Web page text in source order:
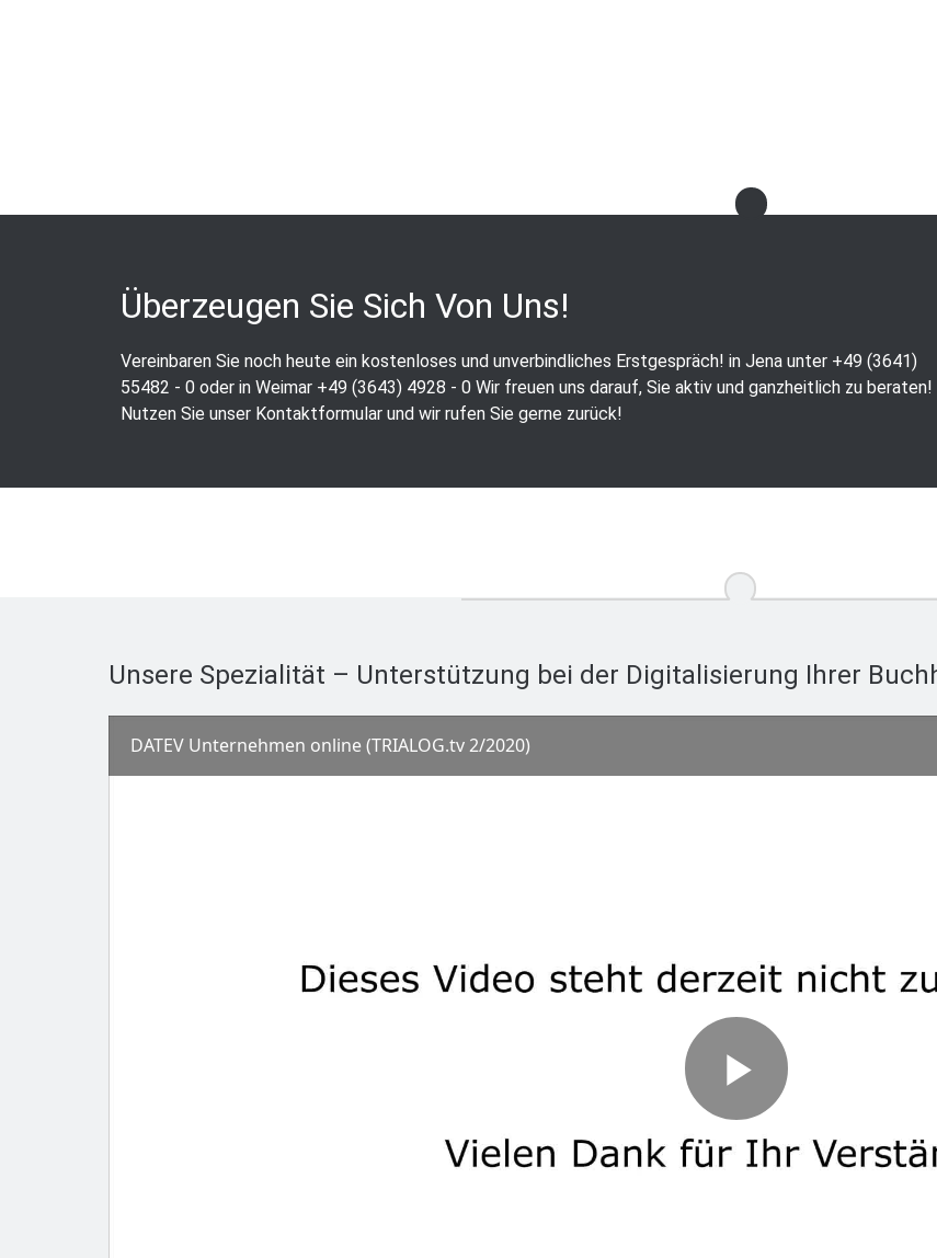
Überzeugen Sie Sich Von Uns!
Vereinbaren Sie noch heute ein kostenloses und unverbindliches Erstgespräch! in Jena unter +49 (3641)
55482 - 0 oder in Weimar +49 (3643) 4928 - 0 Wir freuen uns darauf, Sie aktiv und ganzheitlich zu beraten!
Nutzen Sie unser Kontaktformular und wir rufen Sie gerne zurück!
Unsere Spezialität – Unterstützung bei der Digitalisierung Ihrer
DATEV Unternehmen online (TRIALOG.tv 2/2020)